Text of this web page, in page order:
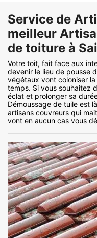
Service de
meilleur
de toiture à
Votre toit, fait face aux
devenir le lieu de pousse
végétaux vont coloniser
temps. Si vous souhaitez
éclat et prolonger sa
Démoussage de tuile est
artisans couvreurs qui
vont en aucun cas vous